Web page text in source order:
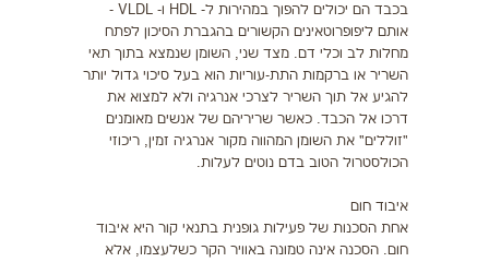
בכבד הם יכולים להפוך במהירות ל- HDL ו- VLDL -
אותם ליפופרוטאינים הקשורים בהגברת הסיכון לפתח
מחלות לב וכלי דם. מצד שני, השומן שנמצא בתוך תאי
השריר או ברקמות התת-עוריות הוא בעל סיכוי גדול יותר
להגיע אל תוך השריר לצרכי אנרגיה ולא למצוא את
דרכו אל הכבד. כאשר שריריהם של אנשים מאומנים
"זוללים" את השומן המהווה מקור אנרגיה זמין, ריכוזי
הכולסטרול הטוב בדם נוטים לעלות.
איבוד חום
אחת הסכנות של פעילות גופנית בתנאי קור היא איבוד
חום. הסכנה אינה טמונה באוויר הקר כשלעצמו, אלא